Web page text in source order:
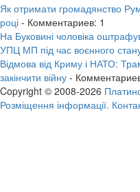
Як отримати громадянство
році - Комментариев: 1
На Буковині чоловіка
УПЦ МП під час воєнного
Відмова від Криму і НАТО:
закінчити війну -
Copyright © 2008-2026
Розміщення інформації.